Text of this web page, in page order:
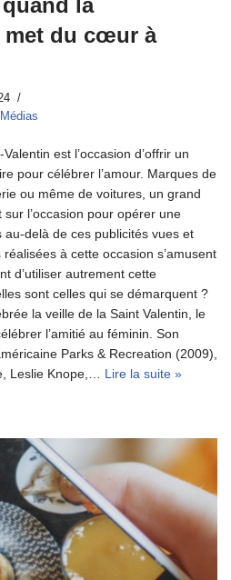
la
met du cœur à
Médias
est l’occasion d’offrir un
pour célébrer l’amour. Marques de
ou même de voitures, un grand
l’occasion pour opérer une
delà de ces publicités vues et
à cette occasion s’amusent
d’utiliser autrement cette
sont celles qui se démarquent ?
la veille de la Saint Valentin, le
l’amitié au féminin. Son
Parks & Recreation (2009),
Leslie Knope,… Lire la suite »